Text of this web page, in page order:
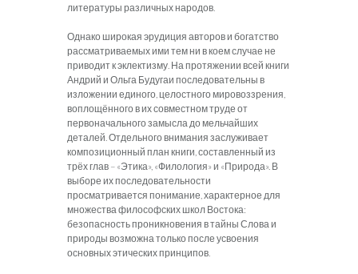
литературы различных народов.
Однако широкая эрудиция авторов и богатство
рассматриваемых ими тем ни в коем случае не
приводит к эклектизму. На протяжении всей книги
Андрий и Ольга Будугаи последовательны в
изложении единого, целостного мировоззрения,
воплощённого в их совместном труде от
первоначального замысла до мельчайших
деталей. Отдельного внимания заслуживает
композиционный план книги, составленный из
трёх глав – «Этика», «Филология» и «Природа». В
выборе их последовательности
просматривается понимание, характерное для
множества философских школ Востока:
безопасность проникновения в тайны Слова и
природы возможна только после усвоения
основных этических принципов.